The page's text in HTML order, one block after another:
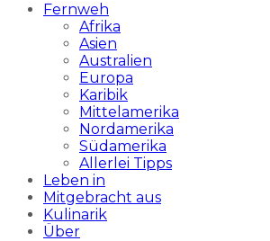
Fernweh
Afrika
Asien
Australien
Europa
Karibik
Mittelamerika
Nordamerika
Südamerika
Allerlei Tipps
Leben in
Mitgebracht aus
Kulinarik
Über